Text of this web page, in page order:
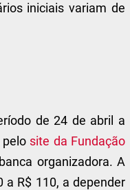
iniciais variam de
de 24 de abril a
site da Fundação
organizadora. A
a R$ 110, a depender